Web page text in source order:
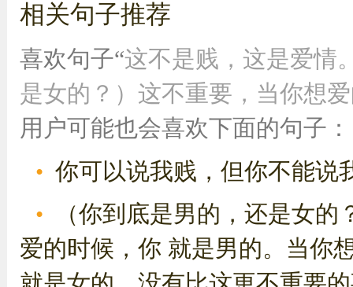
相关句子推荐
喜欢句子“这不是贱，这是爱情
是女的？）这不重要，当你想
用户可能也会喜欢下面的句子：
你可以说我贱，但你不能说
（你到底是男的，还是女
爱的时候，你 就是男的。当你